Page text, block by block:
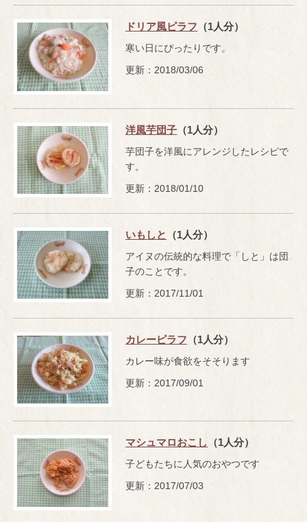
ドリア風ピラフ （1人分）
寒い日にぴったりです。
更新：2018/03/06
洋風芋団子 （1人分）
芋団子を洋風にアレンジしたレシピで
す。
更新：2018/01/10
いもしと （1人分）
アイヌの伝統的な料理で「しと」は団
子のことです。
更新：2017/11/01
カレーピラフ （1人分）
カレー味が食欲をそそります
更新：2017/09/01
マシュマロおこし （1人分）
子どもたちに人気のおやつです
更新：2017/07/03